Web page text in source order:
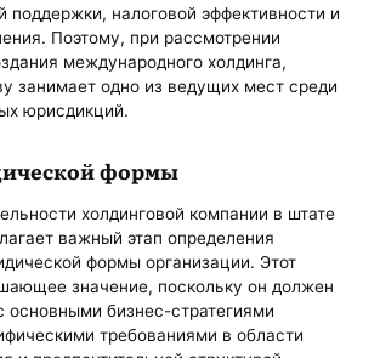
поддержки, налоговой эффективности и
Поэтому, при рассмотрении
международного холдинга,
занимает одно из ведущих мест среди
юрисдикций.
формы
холдинговой компании в штате
важный этап определения
формы организации. Этот
значение, поскольку он должен
основными бизнес-стратегиями
требованиями в области